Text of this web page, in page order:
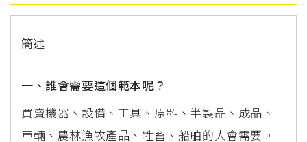
簡述
一、誰會需要這個範本呢？
買賣機器、設備、工具、原料、半製品、成品、
車輛、農林漁牧產品、牲畜、船舶的人會需要。